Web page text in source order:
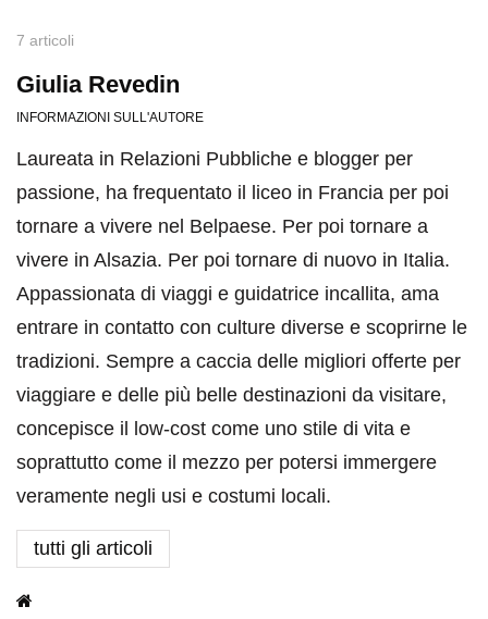
7 articoli
Giulia Revedin
INFORMAZIONI SULL'AUTORE
Laureata in Relazioni Pubbliche e blogger per
passione, ha frequentato il liceo in Francia per poi
tornare a vivere nel Belpaese. Per poi tornare a
vivere in Alsazia. Per poi tornare di nuovo in Italia.
Appassionata di viaggi e guidatrice incallita, ama
entrare in contatto con culture diverse e scoprirne le
tradizioni. Sempre a caccia delle migliori offerte per
viaggiare e delle più belle destinazioni da visitare,
concepisce il low-cost come uno stile di vita e
soprattutto come il mezzo per potersi immergere
veramente negli usi e costumi locali.
tutti gli articoli